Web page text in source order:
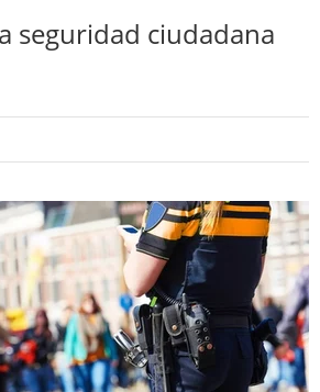
seguridad ciudadana